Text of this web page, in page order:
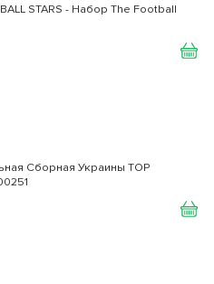
STARS - Набор The Football
Сборная Украины TOP